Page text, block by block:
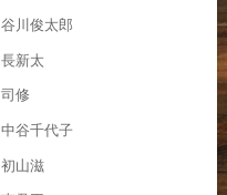
谷川俊太郎
長新太
司修
中谷千代子
初山滋